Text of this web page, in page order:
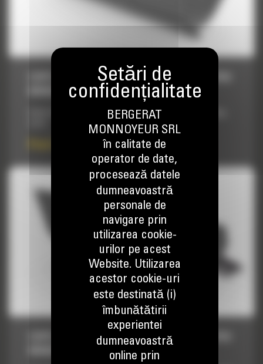
CUPE DECOLMATARE CU INCLINARE PENTRU
MINIEXCAVATOARE, 1600 MM (63 IN)
Used in ditch cleaning, sloping, grading and other finishing
CUPE DECOLMATARE CU INCLINARE PENTRU
MINIEXCAVATOARE, 1200 MM (47 IN)
BERGERAT
MONNOYEUR SRL
în calitate de
operator de date,
procesează datele
dumneavoastră
personale de
navigare prin
utilizarea cookie-
urilor pe acest
Website. Utilizarea
acestor cookie-uri
este destinată (i)
îmbunătătirii
experientei
dumneavoastră
online prin